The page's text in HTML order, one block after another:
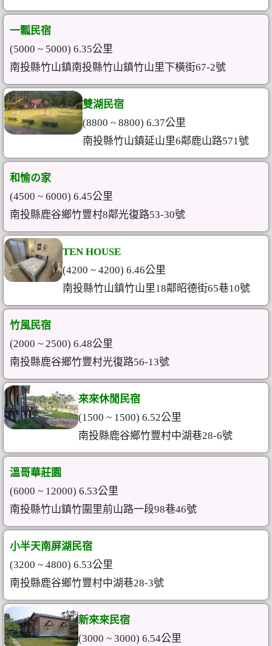
一瓢民宿
(5000 ~ 5000) 6.35公里
南投縣竹山鎮南投縣竹山鎮竹山里下橫街67-2號
雙湖民宿
(8800 ~ 8800) 6.37公里
南投縣竹山鎮延山里6鄰鹿山路571號
和愉の家
(4500 ~ 6000) 6.45公里
南投縣鹿谷鄉竹豐村8鄰光復路53-30號
TEN HOUSE
(4200 ~ 4200) 6.46公里
南投縣竹山鎮竹山里18鄰昭德街65巷10號
竹風民宿
(2000 ~ 2500) 6.48公里
南投縣鹿谷鄉竹豐村光復路56-13號
來來休閒民宿
(1500 ~ 1500) 6.52公里
南投縣鹿谷鄉竹豐村中湖巷28-6號
溫哥華莊園
(6000 ~ 12000) 6.53公里
南投縣竹山鎮竹圍里前山路一段98巷46號
小半天南屏湖民宿
(3200 ~ 4800) 6.53公里
南投縣鹿谷鄉竹豐村中湖巷28-3號
新來來民宿
(3000 ~ 3000) 6.54公里